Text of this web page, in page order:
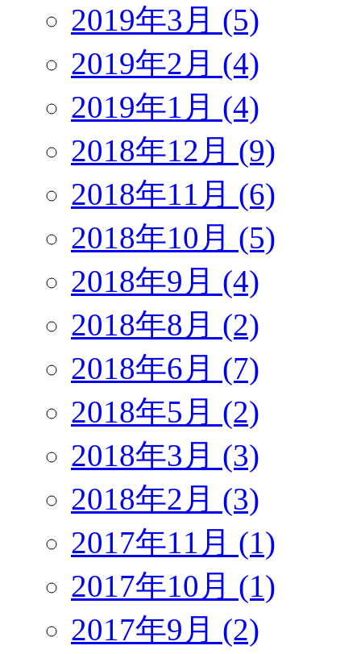
2019年3月 (5)
2019年2月 (4)
2019年1月 (4)
2018年12月 (9)
2018年11月 (6)
2018年10月 (5)
2018年9月 (4)
2018年8月 (2)
2018年6月 (7)
2018年5月 (2)
2018年3月 (3)
2018年2月 (3)
2017年11月 (1)
2017年10月 (1)
2017年9月 (2)